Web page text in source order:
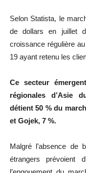
Selon Statista, le
de dollars en juillet
croissance régulière
19 ayant retenu les
Ce secteur
régionales d’Asie
détient 50 % du
et Gojek, 7 %.
Malgré l’absence de
étrangers prévoient